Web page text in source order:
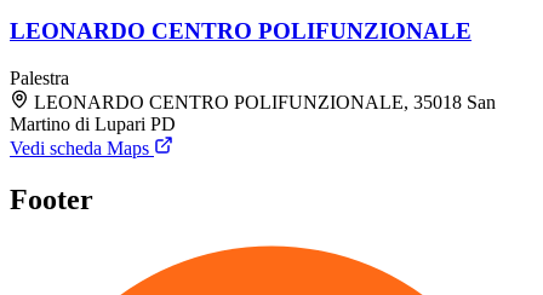
LEONARDO CENTRO POLIFUNZIONALE
Palestra
LEONARDO CENTRO POLIFUNZIONALE, 35018 San
Martino di Lupari PD
Vedi scheda Maps
Footer